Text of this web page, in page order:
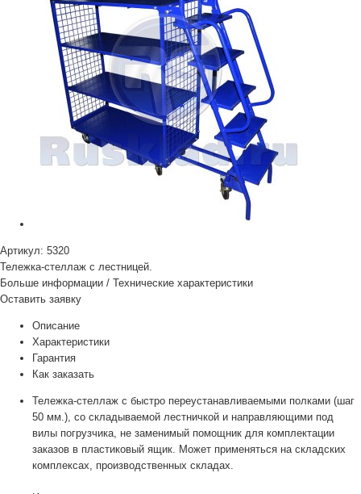
Артикул: 5320
Тележка-стеллаж с лестницей.
Больше информации / Технические характеристики
Оставить заявку
Описание
Характеристики
Гарантия
Как заказать
Тележка-стеллаж с быстро переустанавливаемыми полками (шаг
50 мм.), со складываемой лестничкой и направляющими под
вилы погрузчика, не заменимый помощник для комплектации
заказов в пластиковый ящик. Может применяться на складских
комплексах, производственных складах.